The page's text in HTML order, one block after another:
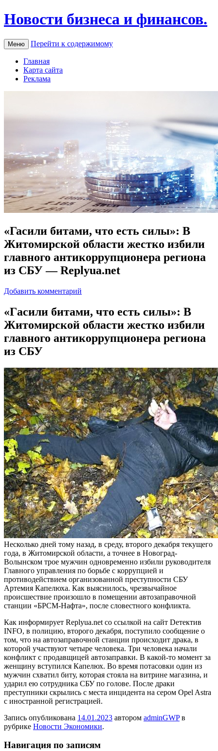
Новости бизнеса и финансов.
Меню Перейти к содержимому
Главная
Карта сайта
Реклама
«Гасили битами, что есть силы»: В
Житомирской области жестко избили
главного антикоррупционера региона
из СБУ — Replyua.net
Добавить комментарий
«Гaсили битaми, что есть силы»: В
Житомирской области жестко избили
главного антикоррупционера региона
из СБУ
Несколько дней тому назад, в среду, второго декабря текущего
года, в Житомирской области, а точнее в Новоград-
Волынском трое мужчин одновременно избили руководителя
Главного управления по борьбе с коррупцией и
противодействием организованной преступности СБУ
Артемия Капелюха. Как выяснилось, чрезвычайное
происшествие произошло в помещении автозаправочной
станции «БРСМ-Нафта», после словестного конфликта.
Как информирует Replyua.net со ссылкой на сайт Dетектив
INFO, в полицию, второго декабря, поступило сообщение о
том, что на автозаправочной станции происходит драка, в
которой участвуют четыре человека. Три человека начали
конфликт с продавщицей автозаправки. В какой-то момент за
женщину вступился Капелюх. Во время потасовки один из
мужчин схватил биту, которая стояла на витрине магазина, и
ударил ею сотрудника СБУ по голове. После драки
преступники скрылись с места инцидента на сером Оpel Astra
с иностранной регистрацией.
Запись опубликована 14.01.2023 автором adminGWPв
рубрике Новости Экономики.
Навигация по записям